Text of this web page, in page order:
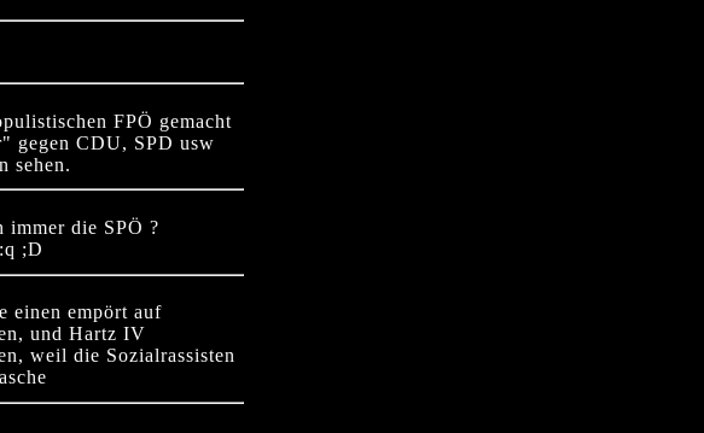
FPÖ gemacht
gegen CDU, SPD usw
sehen.
immer die SPÖ ?
;D
einen empört auf
und Hartz IV
weil die Sozialrassisten